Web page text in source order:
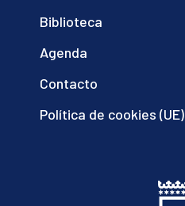
Biblioteca
Agenda
Contacto
Política de cookies (UE)